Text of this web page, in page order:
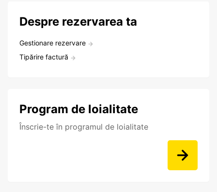
Despre rezervarea ta
Gestionare rezervare
Tipărire factură
Program de loialitate
Înscrie-te în programul de loialitate